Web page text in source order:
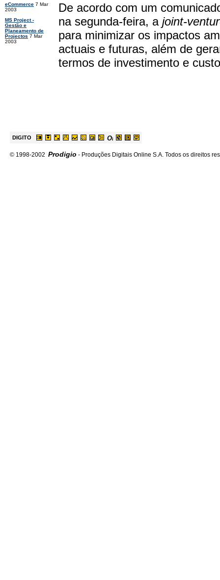
eCommerce 7 Mar
2003
MS Project -
Gestão e
Planeamento de
Projectos 7 Mar
2003
De acordo com um
na segunda-feira, a joint-
para minimizar os impactos
actuais e futuras, além de
termos de investimento e
DIGITO
© 1998-2002 Prodigio - Produções Digitais Online S.A. Todos os direitos